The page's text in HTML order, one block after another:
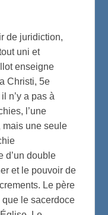
de juridiction,
uni et
enseigne
Christi, 5e
n’y a pas à
l’une
mais une seule
d’un double
et le pouvoir de
Le père
le sacerdoce